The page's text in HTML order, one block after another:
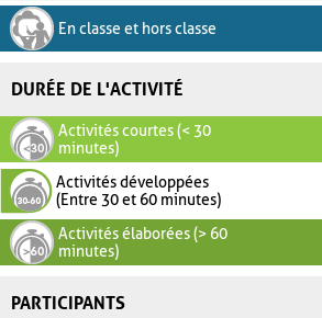
En classe et hors classe
DURÉE DE L'ACTIVITÉ
Activités courtes (< 30
minutes)
Activités développées
(Entre 30 et 60 minutes)
Activités élaborées (> 60
minutes)
PARTICIPANTS